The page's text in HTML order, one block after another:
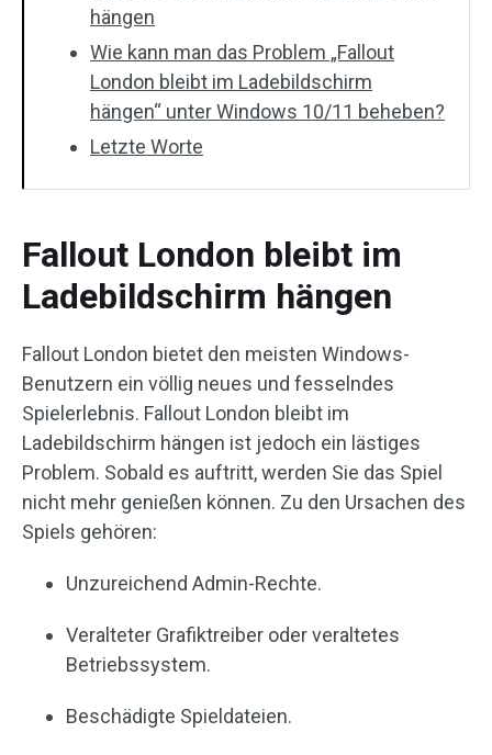
hängen
Wie kann man das Problem „Fallout
London bleibt im Ladebildschirm
hängen“ unter Windows 10/11 beheben?
Letzte Worte
Fallout London bleibt im
Ladebildschirm hängen
Fallout London bietet den meisten Windows-
Benutzern ein völlig neues und fesselndes
Spielerlebnis. Fallout London bleibt im
Ladebildschirm hängen ist jedoch ein lästiges
Problem. Sobald es auftritt, werden Sie das Spiel
nicht mehr genießen können. Zu den Ursachen des
Spiels gehören:
Unzureichend Admin-Rechte.
Veralteter Grafiktreiber oder veraltetes
Betriebssystem.
Beschädigte Spieldateien.